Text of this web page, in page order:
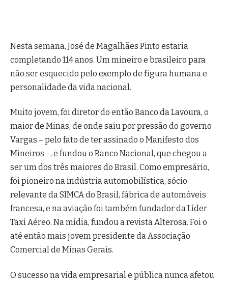
Nesta semana, José de Magalhães Pinto estaria
completando 114 anos. Um mineiro e brasileiro para
não ser esquecido pelo exemplo de figura humana e
personalidade da vida nacional.
Muito jovem, foi diretor do então Banco da Lavoura, o
maior de Minas, de onde saiu por pressão do governo
Vargas – pelo fato de ter assinado o Manifesto dos
Mineiros –, e fundou o Banco Nacional, que chegou a
ser um dos três maiores do Brasil. Como empresário,
foi pioneiro na indústria automobilística, sócio
relevante da SIMCA do Brasil, fábrica de automóveis
francesa, e na aviação foi também fundador da Líder
Taxi Aéreo. Na mídia, fundou a revista Alterosa. Foi o
até então mais jovem presidente da Associação
Comercial de Minas Gerais.
O sucesso na vida empresarial e pública nunca afetou